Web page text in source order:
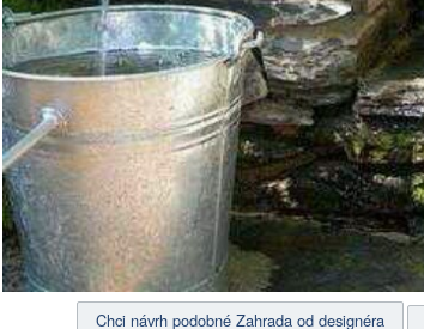
Chci návrh podobné Zahrada od designéra